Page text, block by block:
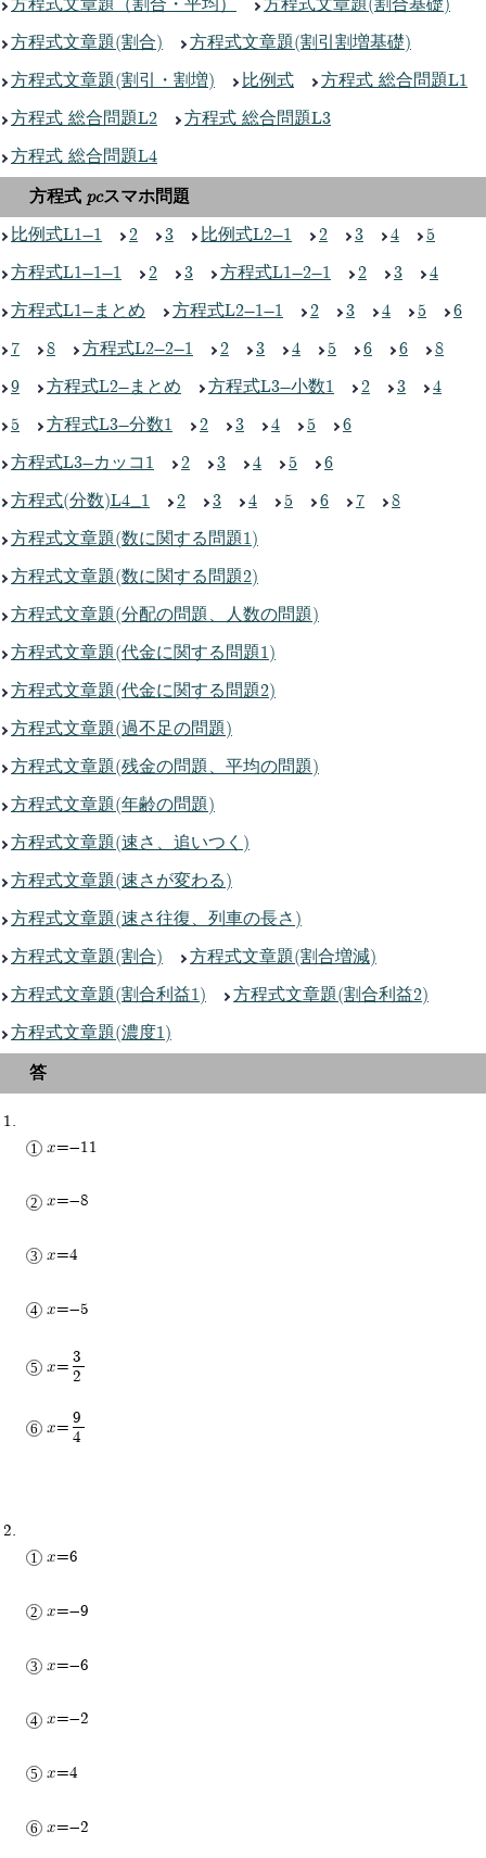
方程式文章題（割合・平均） 方程式文章題(割合基礎)
方程式文章題(割合) 方程式文章題(割引割増基礎)
方程式文章題(割引・割増) 比例式 方程式 総合問題L1
方程式 総合問題L2 方程式 総合問題L3
方程式 総合問題L4
方程式 pcスマホ問題
比例式L1-1 2 3 比例式L2-1 2 3 4 5
方程式L1-1-1 2 3 方程式L1-2-1 2 3 4
方程式L1-まとめ 方程式L2-1-1 2 3 4 5 6
7 8 方程式L2-2-1 2 3 4 5 6 6 8
9 方程式L2-まとめ 方程式L3-小数1 2 3 4
5 方程式L3-分数1 2 3 4 5 6
方程式L3-カッコ1 2 3 4 5 6
方程式(分数)L4_1 2 3 4 5 6 7 8
方程式文章題(数に関する問題1)
方程式文章題(数に関する問題2)
方程式文章題(分配の問題、人数の問題)
方程式文章題(代金に関する問題1)
方程式文章題(代金に関する問題2)
方程式文章題(過不足の問題)
方程式文章題(残金の問題、平均の問題)
方程式文章題(年齢の問題)
方程式文章題(速さ、追いつく)
方程式文章題(速さが変わる)
方程式文章題(速さ往復、列車の長さ)
方程式文章題(割合) 方程式文章題(割合増減)
方程式文章題(割合利益1) 方程式文章題(割合利益2)
方程式文章題(濃度1)
x=-11
x=-8
x=4
x=-5
x=
3
2
x=
9
4
x=6
x=-9
x=-6
x=-2
x=4
x=-2